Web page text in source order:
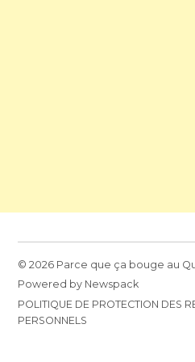
© 2026 Parce que ça bouge au
Powered by Newspack
POLITIQUE DE PROTECTION DES
PERSONNELS